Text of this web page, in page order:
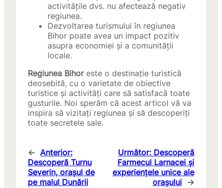
activitățile dvs. nu afectează negativ
regiunea.
Dezvoltarea turismului în regiunea
Bihor poate avea un impact pozitiv
asupra economiei și a comunității
locale.
Regiunea Bihoreste o destinație turistică
deosebită, cu o varietate de obiective
turistice și activități care să satisfacă toate
gusturile. Noi sperăm că acest articol vă va
inspira să vizitați regiunea și să descoperiți
toate secretele sale.
← Anterior:
Descoperă Turnu
Severin, orașul de
pe malul Dunării
Următor: Descoperă
Farmecul Larnacei și
experiențele unice ale
orașului →